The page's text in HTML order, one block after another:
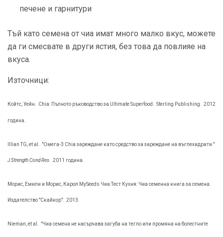
печене и гарнитури
Тъй като семена от чиа имат много малко вкус, можете
да ги смесвате в други ястия, без това да повлияе на
вкуса.
Източници:
Койтс, Уейн. Chia: Пълното ръководство за Ultimate Superfood. Sterling Publishing. 2012
година.
Illian TG, et al. "Омега-3 Chia зареждане като средство за зареждане на въглехидрати."
J Strength Cond Res. 2011 година.
Морис, Емили и Морис, Карол MySeeds Чиа Тест Кухня: Чиа семенна книга за семена.
Издателство "Скайкор". 2013.
Nieman, et al. "Чиа семена не насърчава загуба на тегло или промяна на болестните